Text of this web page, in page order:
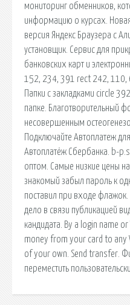
мониторинг обменников,
информацию о курсах.
версия Яндекс Браузера с
установщик. Сервис для
банковских карт и
152, 234, 391 rect 242, 110,
Папки с закладками circle
папке. Благотворительный
несовершенным
Подключайте Автоплатеж
Автоплатёж Сбербанка. b-
оптом. Самые низкие цены
знакомый забыл пароль к
поставил при входе
дело в связи публикацией
кандидата. By a login name
money from your card to any
of your own. Send transfer.
переместить